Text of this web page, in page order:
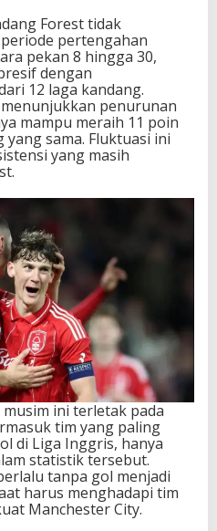
Forest tidak
pertengahan
pekan 8 hingga 30,
dengan
12 laga kandang.
penurunan
mampu meraih 11 poin
sama. Fluktuasi ini
yang masih
ini terletak pada
tim yang paling
di Liga Inggris, hanya
statistik tersebut.
tanpa gol menjadi
harus menghadapi tim
Manchester City.